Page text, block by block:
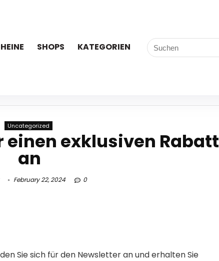
SHOPS KATEGORIEN
Uncategorized
einen exklusiven Rabatt
an
February 22, 2024 0
Sie sich für den Newsletter an und erhalten Sie